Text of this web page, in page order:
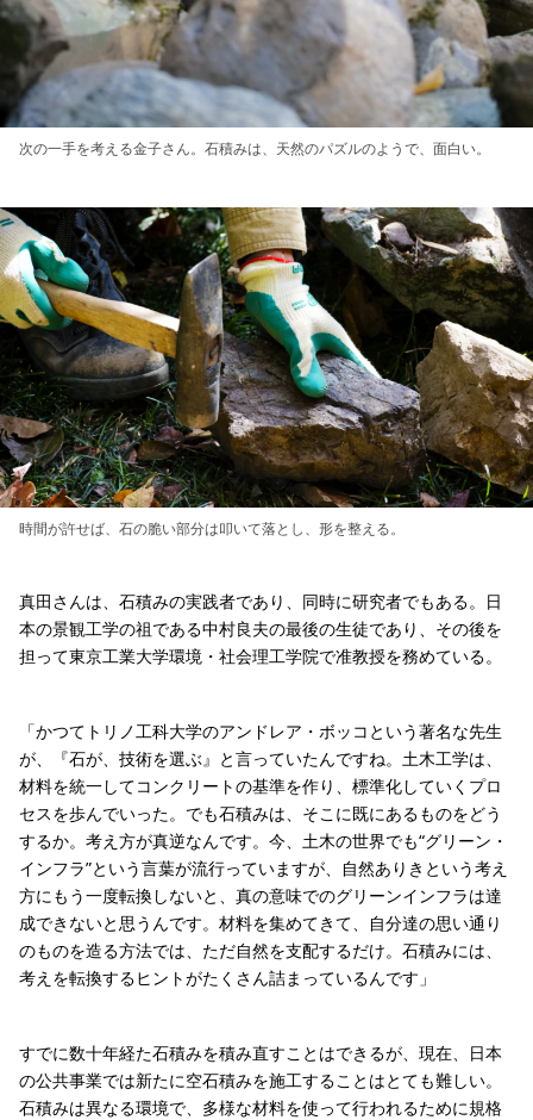
次の一手を考える金子さん。石積みは、天然のパズルのようで、面白い。
時間が許せば、石の脆い部分は叩いて落とし、形を整える。
真田さんは、石積みの実践者であり、同時に研究者でもある。日
本の景観工学の祖である中村良夫の最後の生徒であり、その後を
担って東京工業大学環境・社会理工学院で准教授を務めている。
「かつてトリノ工科大学のアンドレア・ボッコという著名な先生
が、『石が、技術を選ぶ』と言っていたんですね。土木工学は、
材料を統一してコンクリートの基準を作り、標準化していくプロ
セスを歩んでいった。でも石積みは、そこに既にあるものをどう
するか。考え方が真逆なんです。今、土木の世界でも“グリーン・
インフラ”という言葉が流行っていますが、自然ありきという考え
方にもう一度転換しないと、真の意味でのグリーンインフラは達
成できないと思うんです。材料を集めてきて、自分達の思い通り
のものを造る方法では、ただ自然を支配するだけ。石積みには、
考えを転換するヒントがたくさん詰まっているんです」
すでに数十年経た石積みを積み直すことはできるが、現在、日本
の公共事業では新たに空石積みを施工することはとても難しい。
石積みは異なる環境で、多様な材料を使って行われるために規格